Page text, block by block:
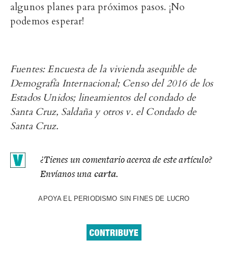
algunos planes para próximos pasos. ¡No
podemos esperar!
Fuentes: Encuesta de la vivienda asequible de
Demografía Internacional; Censo del 2016 de los
Estados Unidos; lineamientos del condado de
Santa Cruz, Saldaña y otros v. el Condado de
Santa Cruz.
¿Tienes un comentario acerca de este artículo?
Envíanos una carta.
APOYA EL PERIODISMO SIN FINES DE LUCRO